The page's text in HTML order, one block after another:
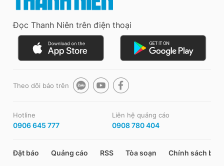
Đọc Thanh Niên trên điện thoại
Theo dõi báo trên
Hotline
0906 645 777
Liên hệ quảng cáo
0908 780 404
Đặt báo Quảng cáo RSS Tòa soạn Chính sách bảo